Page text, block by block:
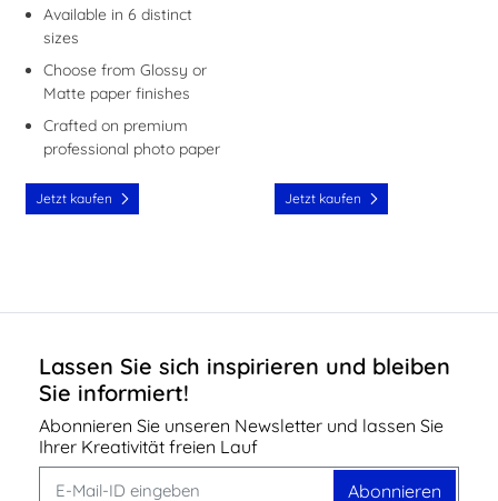
Available in 6 distinct
sizes
Choose from Glossy or
Matte paper finishes
Crafted on premium
professional photo paper
Jetzt kaufen Jetzt kaufen
Lassen Sie sich inspirieren und bleiben
Sie informiert!
Abonnieren Sie unseren Newsletter und lassen Sie
Ihrer Kreativität freien Lauf
Abonnieren